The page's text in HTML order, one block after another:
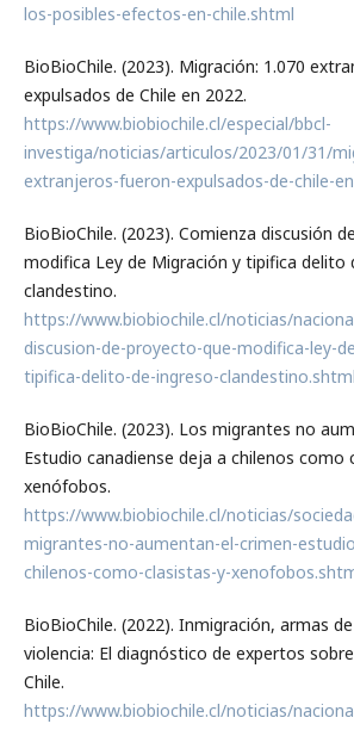
los-posibles-efectos-en-chile.shtml
BioBioChile. (2023). Migración: 1.070
expulsados de Chile en 2022.
https://www.biobiochile.cl/especial/bbcl-
investiga/noticias/articulos/2023/01/31/
extranjeros-fueron-expulsados-de-chile-
BioBioChile. (2023). Comienza discusión
modifica Ley de Migración y tipifica delito
clandestino.
https://www.biobiochile.cl/noticias/
discusion-de-proyecto-que-modifica-ley-
tipifica-delito-de-ingreso-clandestino.shtml
BioBioChile. (2023). Los migrantes no
Estudio canadiense deja a chilenos como
xenófobos.
https://www.biobiochile.cl/noticias/
migrantes-no-aumentan-el-crimen-
chilenos-como-clasistas-y-
BioBioChile. (2022). Inmigración, armas
violencia: El diagnóstico de expertos
Chile.
https://www.biobiochile.cl/noticias/